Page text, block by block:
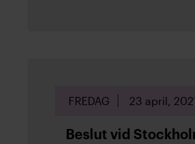
FREDAG 23 april,
Beslut vid